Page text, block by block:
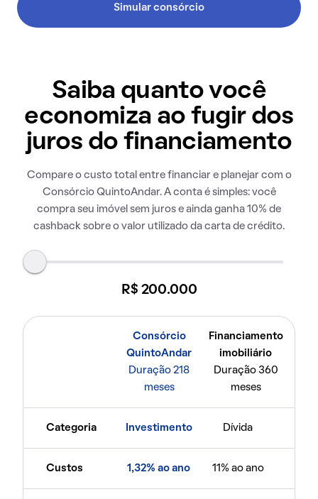
Simular consórcio
Saiba quanto você
economiza ao fugir dos
juros do financiamento
Compare o custo total entre financiar e planejar com o
Consórcio QuintoAndar. A conta é simples: você
compra seu imóvel sem juros e ainda ganha 10% de
cashback sobre o valor utilizado da carta de crédito.
R$ 200.000
Consórcio
QuintoAndar
Duração 218
meses
Financiamento
imobiliário
Duração 360
meses
Categoria Investimento Dívida
Custos 1,32% ao ano 11% ao ano